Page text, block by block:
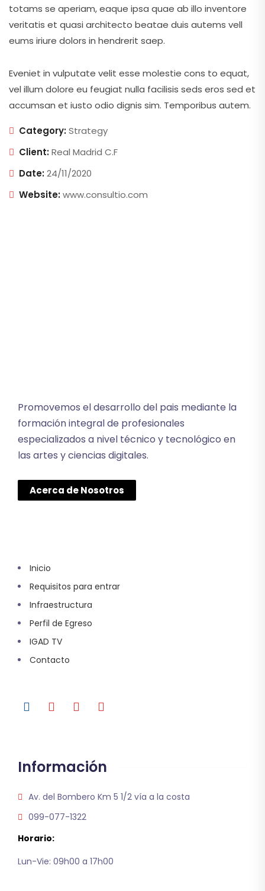
totams se aperiam, eaque ipsa quae ab illo inventore
veritatis et quasi architecto beatae duis autems vell
eums iriure dolors in hendrerit saep.
Eveniet in vulputate velit esse molestie cons to equat,
vel illum dolore eu feugiat nulla facilisis seds eros sed et
accumsan et iusto odio dignis sim. Temporibus autem.
Category:Strategy
Client:Real Madrid C.F
Date:24/11/2020
Website:www.consultio.com
Promovemos el desarrollo del pais mediante la
formación integral de profesionales
especializados a nivel técnico y tecnológico en
las artes y ciencias digitales.
Acerca de Nosotros
Inicio
Requisitos para entrar
Infraestructura
Perfil de Egreso
IGAD TV
Contacto
Información
Av. del Bombero Km 5 1/2 vía a la costa
099-077-1322
Horario:
Lun-Vie: 09h00 a 17h00